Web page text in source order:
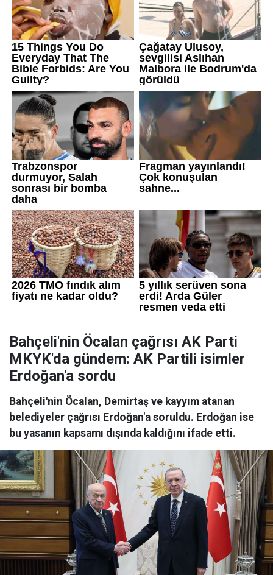
Bahçeli'nin Öcalan çağrısı AK Parti
MKYK'da gündem: AK Partili isimler
Erdoğan'a sordu
Bahçeli'nin Öcalan, Demirtaş ve kayyım atanan
belediyeler çağrısı Erdoğan'a soruldu. Erdoğan ise
bu yasanın kapsamı dışında kaldığını ifade etti.